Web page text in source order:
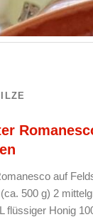
auf
500 g) 2
flüssiger Honig